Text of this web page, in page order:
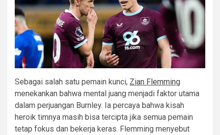
Sebagai salah satu pemain kunci, Zian Flemming
menekankan bahwa mental juang menjadi faktor utama
dalam perjuangan Burnley. Ia percaya bahwa kisah
heroik timnya masih bisa tercipta jika semua pemain
tetap fokus dan bekerja keras. Flemming menyebut